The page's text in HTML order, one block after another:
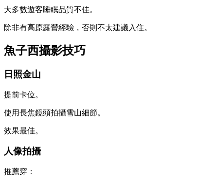
大多數遊客睡眠品質不佳。
除非有高原露營經驗，否則不太建議入住。
魚子西攝影技巧
日照金山
提前卡位。
使用長焦鏡頭拍攝雪山細節。
效果最佳。
人像拍攝
推薦穿：